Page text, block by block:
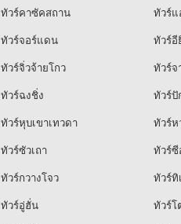
ทัวร์คาซัคสถาน ทัวร์
ทัวร์จอร์แดน ทัวร์
ทัวร์จิ่วจ้ายโกว ทัวร์จ
ทัวร์ฉงชิ่ง ทัวร์ปั
ทัวร์หุบเขาเทวดา ทัวร์
ทัวร์ซัวเถา ทัวร์
ทัวร์กวางโจว ทัวร์ทิ
ทัวร์อู่ฮั่น ทัวร์โ